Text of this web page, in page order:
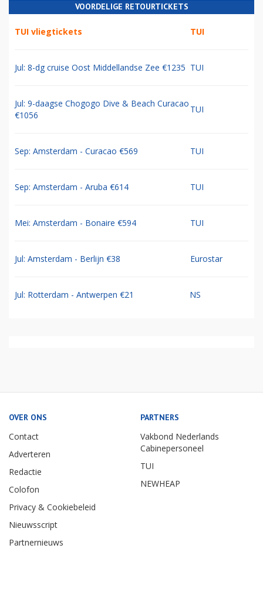
VOORDELIGE RETOURTICKETS
TUI vliegtickets TUI
Jul: 8-dg cruise Oost Middellandse Zee €1235 TUI
Jul: 9-daagse Chogogo Dive & Beach Curacao
€1056
TUI
Sep: Amsterdam - Curacao €569 TUI
Sep: Amsterdam - Aruba €614 TUI
Mei: Amsterdam - Bonaire €594 TUI
Jul: Amsterdam - Berlijn €38 Eurostar
Jul: Rotterdam - Antwerpen €21 NS
OVER ONS
Contact
Adverteren
Redactie
Colofon
Privacy & Cookiebeleid
Nieuwsscript
Partnernieuws
PARTNERS
Vakbond Nederlands
Cabinepersoneel
TUI
NEWHEAP